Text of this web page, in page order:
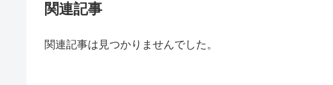
関連記事
関連記事は見つかりませんでした。